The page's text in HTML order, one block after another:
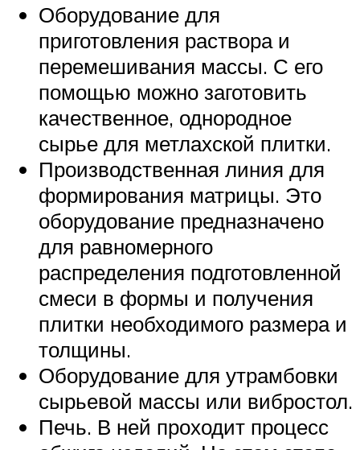
Оборудование для
приготовления раствора и
перемешивания массы. С его
помощью можно заготовить
качественное, однородное
сырье для метлахской плитки.
Производственная линия для
формирования матрицы. Это
оборудование предназначено
для равномерного
распределения подготовленной
смеси в формы и получения
плитки необходимого размера и
толщины.
Оборудование для утрамбовки
сырьевой массы или вибростол.
Печь. В ней проходит процесс